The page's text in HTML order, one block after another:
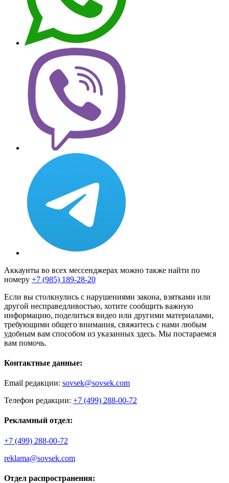
Аккаунты во всех мессенджерах можно также найти по
номеру +7 (985) 189-28-20
Если вы столкнулись с нарушениями закона, взятками или
другой несправедливостью, хотите сообщить важную
информацию, поделиться видео или другими материалами,
требующими общего внимания, свяжитесь с нами любым
удобным вам способом из указанных здесь. Мы постараемся
вам помочь.
Контактные данные:
Email редакции: sovsek@sovsek.com
Телефон редакции: +7 (499) 288-00-72
Рекламный отдел:
+7 (499) 288-00-72
reklama@sovsek.com
Отдел распространения: